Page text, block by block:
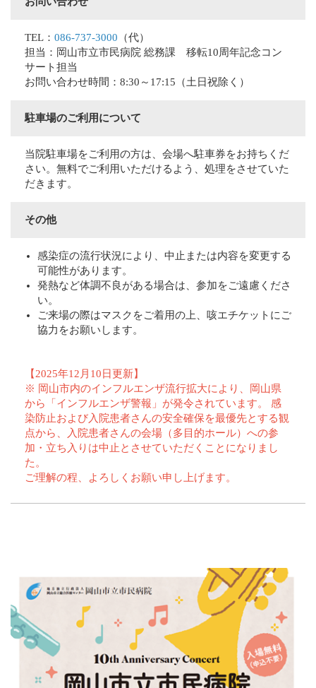
TEL： 086-737-3000 （代）
担当：岡山市立市民病院 総務課 移転10周年記念コン
サート担当
お問い合わせ時間：8:30～17:15（土日祝除く）
駐車場のご利用について
当院駐車場をご利用の方は、会場へ駐車券をお持ちくだ
さい。無料でご利用いただけるよう、処理をさせていた
だきます。
その他
感染症の流行状況により、中止または内容を変更する
可能性があります。
発熱など体調不良がある場合は、参加をご遠慮くださ
い。
ご来場の際はマスクをご着用の上、咳エチケットにご
協力をお願いします。
【2025年12月10日更新】
※ 岡山市内のインフルエンザ流行拡大により、岡山県
から「インフルエンザ警報」が発令されています。 感
染防止および入院患者さんの安全確保を最優先とする観
点から、入院患者さんの会場（多目的ホール）への参
加・立ち入りは中止とさせていただくことになりまし
た。
ご理解の程、よろしくお願い申し上げます。